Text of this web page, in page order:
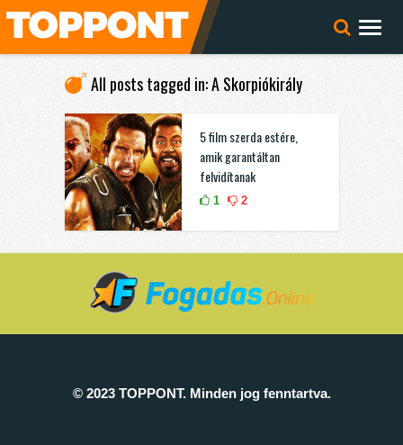
All posts tagged in: A Skorpiókirály
5 film szerda estére,
amik garantáltan
felvidítanak
1 2
© 2023 TOPPONT. Minden jog fenntartva.